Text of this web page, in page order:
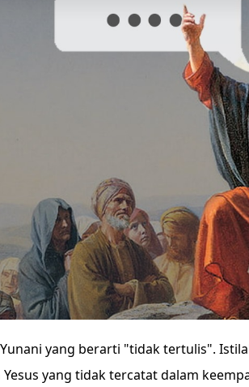
yang berarti "tidak tertulis".
yang tidak tercatat dalam